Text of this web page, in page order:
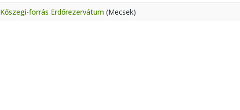
Kőszegi-forrás Erdőrezervátum (Mecsek)